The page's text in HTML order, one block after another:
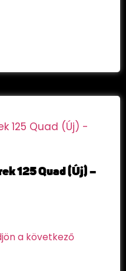
125 Quad (Új) –
a következő